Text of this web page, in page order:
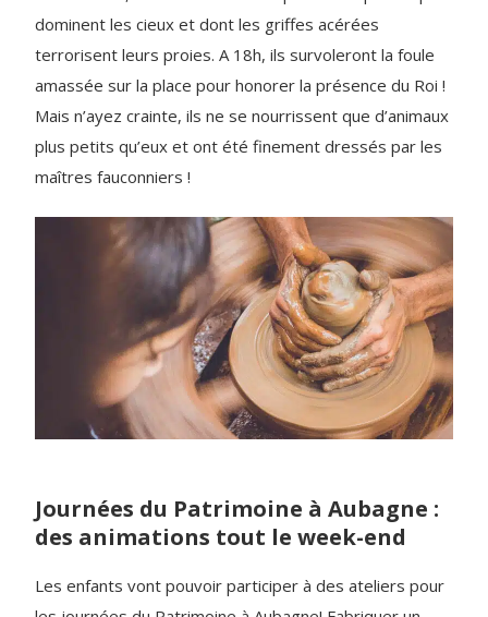
dominent les cieux et dont les griffes acérées
terrorisent leurs proies. A 18h, ils survoleront la foule
amassée sur la place pour honorer la présence du Roi !
Mais n’ayez crainte, ils ne se nourrissent que d’animaux
plus petits qu’eux et ont été finement dressés par les
maîtres fauconniers !
Journées du Patrimoine à Aubagne :
des animations tout le week-end
Les enfants vont pouvoir participer à des ateliers pour